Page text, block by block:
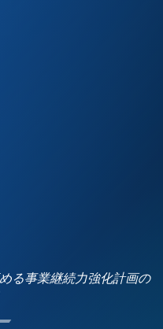
る事業継続力強化計画の